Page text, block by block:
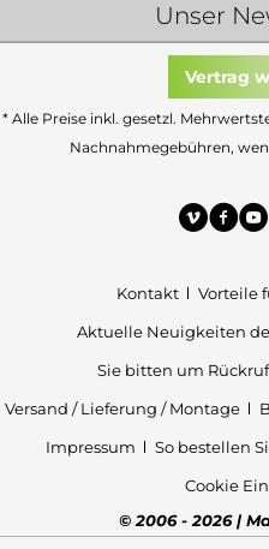
Unser
Vertrag
* Alle Preise inkl. gesetzl.
Nachnahmegebühren,
Kontakt
Vorteile
Aktuelle Neuigkeiten
Sie bitten um
Versand / Lieferung / Montage
Impressum
So bestellen
Cookie
© 2006 - 2026 |